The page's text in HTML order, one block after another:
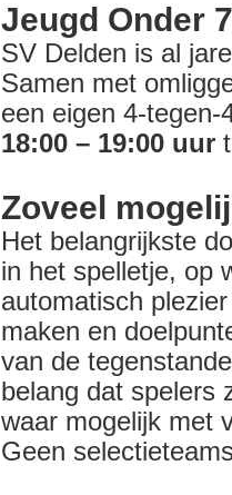
Jeugd Onder
SV Delden is al
Samen met
een eigen 4-
18:00 – 19:00 uur
Zoveel
Het belangrijkste
in het spelletje, op
automatisch
maken en
van de
belang dat spelers
waar mogelijk met
Geen